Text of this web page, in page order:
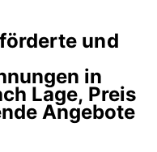
und
in
Lage, Preis
Angebote